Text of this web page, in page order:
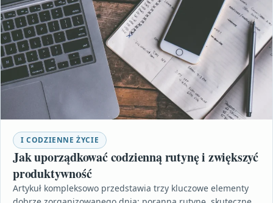
I CODZIENNE ŻYCIE
Jak uporządkować codzienną rutynę i zwiększyć
produktywność
Artykuł kompleksowo przedstawia trzy kluczowe elementy